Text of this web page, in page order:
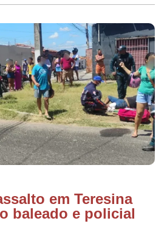
em Teresina
baleado e policial